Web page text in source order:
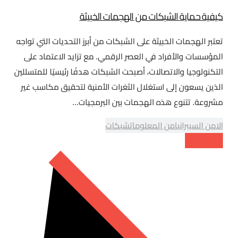
كيفية حماية الشبكات من الهجمات الخبيثة
تعتبر الهجمات الخبيثة على الشبكات من أبرز التحديات التي تواجه
المؤسسات والأفراد في العصر الرقمي. مع تزايد الاعتماد على
التكنولوجيا والاتصالات، أصبحت الشبكات هدفًا رئيسيًا للمتسللين
الذين يسعون إلى استغلال الثغرات الأمنية لتحقيق مكاسب غير
مشروعة. تتنوع هذه الهجمات بين البرمجيات…
الامن السيبرانيامن المعلوماتشبكات